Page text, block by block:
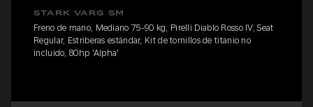
STARK VARG SM
Freno de mano, Mediano 75-90 kg, Pirelli Diablo Rosso IV, Seat
Regular, Estriberas estándar, Kit de tornillos de titanio no
incluido, 80hp 'Alpha'